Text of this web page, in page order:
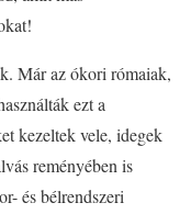
Már az ókori rómaiak,
ezt a
kezeltek vele, idegek
reményében is
és bélrendszeri